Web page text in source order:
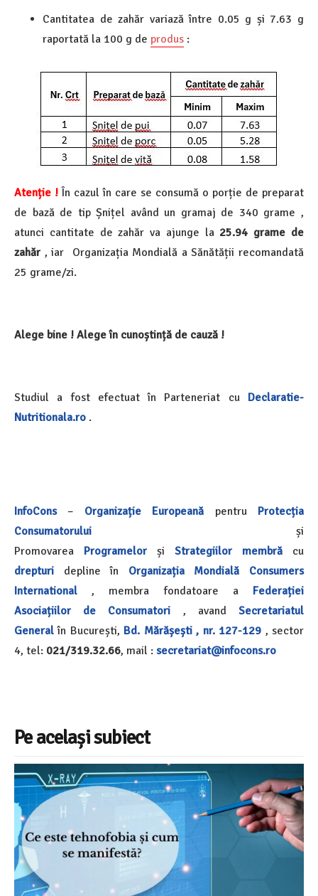
Cantitatea de zahăr variază între 0.05 g și 7.63 g
raportată la 100 g de produs :
Atenție ! În cazul în care se consumă o porție de preparat
de bază de tip Șnițel având un gramaj de 340 grame ,
atunci cantitate de zahăr va ajunge la25.94 grame de
zahăr , iar Organizația Mondială a Sănătății recomandată
25 grame/zi.
Alege bine ! Alege în cunoștință de cauză !
Studiul a fost efectuat în Parteneriat cu Declaratie-
Nutritionala.ro .
InfoCons– Organizație Europeană pentru Protecția
Consumatorului și
Promovarea Programelor și Strategiilor membră cu
drepturi depline în Organizația Mondială
Consumers
International , membra fondatoare a Federației
Asociațiilor de Consumatori , avandSecretariatul
General în București, Bd. Mărășești , nr. 127-129 , sector
4, tel: 021/319.32.66, mail : secretariat@infocons.ro
Pe același subiect